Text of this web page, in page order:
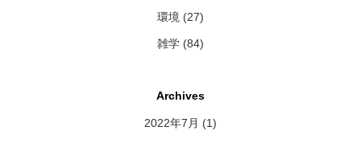
環境 (27)
雑学 (84)
Archives
2022年7月 (1)